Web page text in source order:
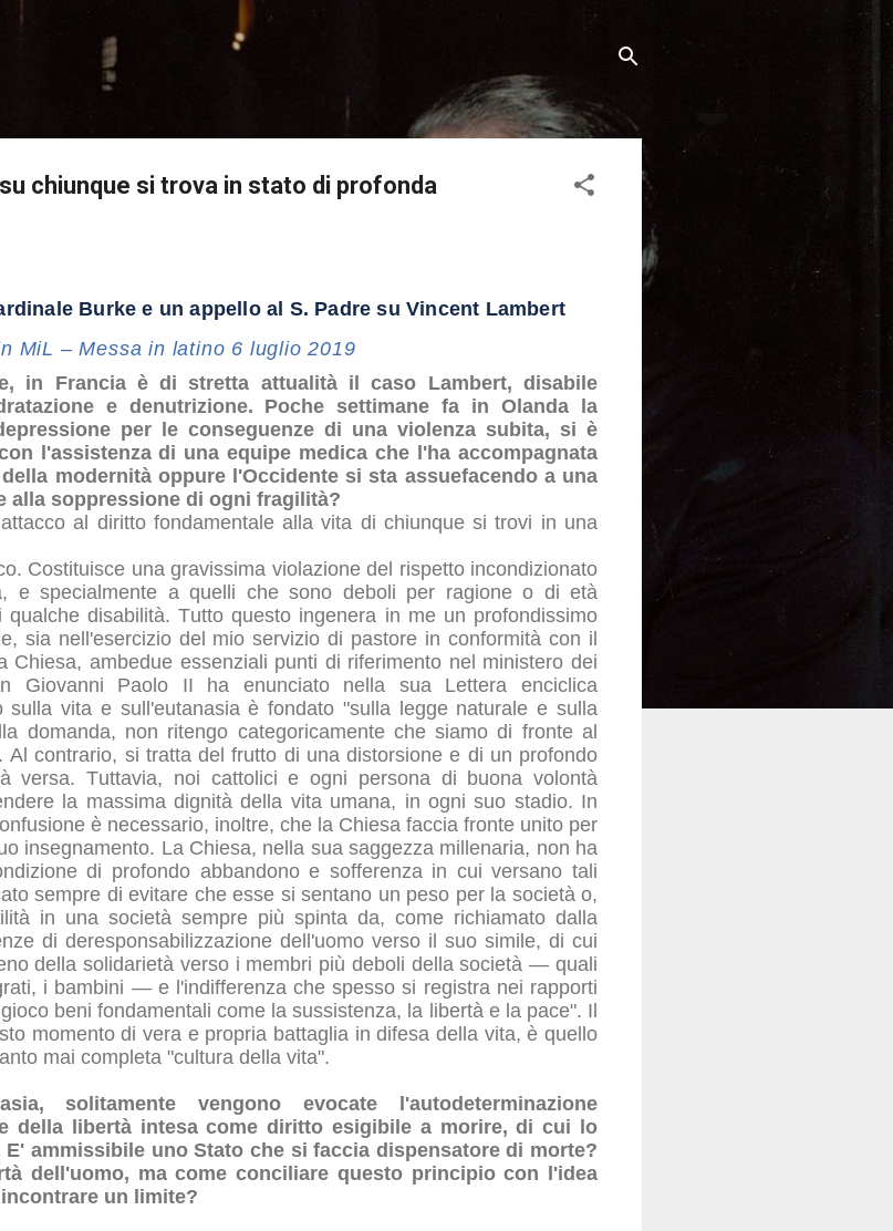
Passa ai contenuti principali
chiunque si trova in stato di profonda
Burke e un appello al S. Padre su Vincent Lambert
MiL – Messa in latino 6 luglio 2019
in Francia è di stretta attualità il caso Lambert, disabile
e denutrizione. Poche settimane fa in Olanda la
per le conseguenze di una violenza subita, si è
l'assistenza di una equipe medica che l'ha accompagnata
modernità oppure l'Occidente si sta assuefacendo a una
alla soppressione di ogni fragilità?
al diritto fondamentale alla vita di chiunque si trovi in una
Costituisce una gravissima violazione del rispetto incondizionato
e specialmente a quelli che sono deboli per ragione o di età
disabilità. Tutto questo ingenera in me un profondissimo
sia nell'esercizio del mio servizio di pastore in conformità con il
Chiesa, ambedue essenziali punti di riferimento nel ministero dei
Giovanni Paolo II ha enunciato nella sua Lettera enciclica
sulla vita e sull'eutanasia è fondato "sulla legge naturale e sulla
domanda, non ritengo categoricamente che siamo di fronte al
Al contrario, si tratta del frutto di una distorsione e di un profondo
versa. Tuttavia, noi cattolici e ogni persona di buona volontà
la massima dignità della vita umana, in ogni suo stadio. In
è necessario, inoltre, che la Chiesa faccia fronte unito per
insegnamento. La Chiesa, nella sua saggezza millenaria, non ha
di profondo abbandono e sofferenza in cui versano tali
sempre di evitare che esse si sentano un peso per la società o,
in una società sempre più spinta da, come richiamato dalla
di deresponsabilizzazione dell'uomo verso il suo simile, di cui
della solidarietà verso i membri più deboli della società — quali
i bambini — e l'indifferenza che spesso si registra nei rapporti
beni fondamentali come la sussistenza, la libertà e la pace". Il
momento di vera e propria battaglia in difesa della vita, è quello
mai completa "cultura della vita".
solitamente vengono evocate l'autodeterminazione
della libertà intesa come diritto esigibile a morire, di cui lo
ammissibile uno Stato che si faccia dispensatore di morte?
dell'uomo, ma come conciliare questo principio con l'idea
un limite?